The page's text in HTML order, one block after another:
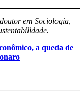
em Sociologia,
a queda de